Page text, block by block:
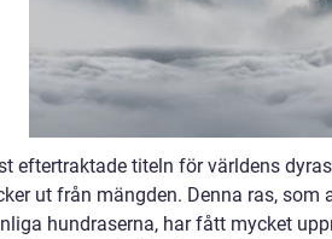
eftertraktade titeln för världens
ut från mängden. Denna ras, som
hundraserna, har fått mycket